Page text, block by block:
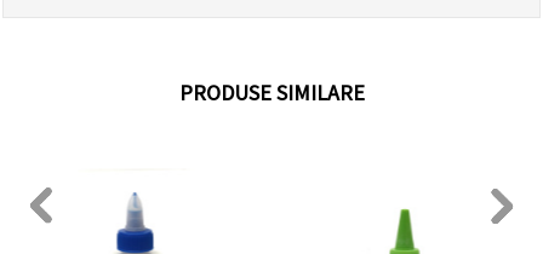
PRODUSE SIMILARE